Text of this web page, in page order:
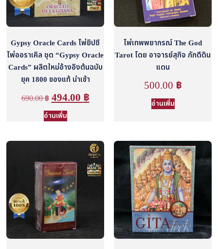
Gypsy Oracle Cards ไพ่ยิปซี
ไพ่ออราเคิล ชุด “Gypsy Oracle
Cards” ผลิตใหม่อ้างอิงต้นฉบับ
ยุค 1800 ของแท้ นำเข้า
690.00฿ 494.00 ฿
อ่านเพิ่ม
ไพ่เทพพยากรณ์ The God
Tarot โดย อาจารย์สุกิจ ภักดีดิน
แดน
500.00 ฿
อ่านเพิ่ม